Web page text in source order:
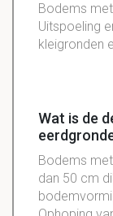
Bodems
Uitspoeling
kleigronden
Wat is de
Bodems
dan 50 cm